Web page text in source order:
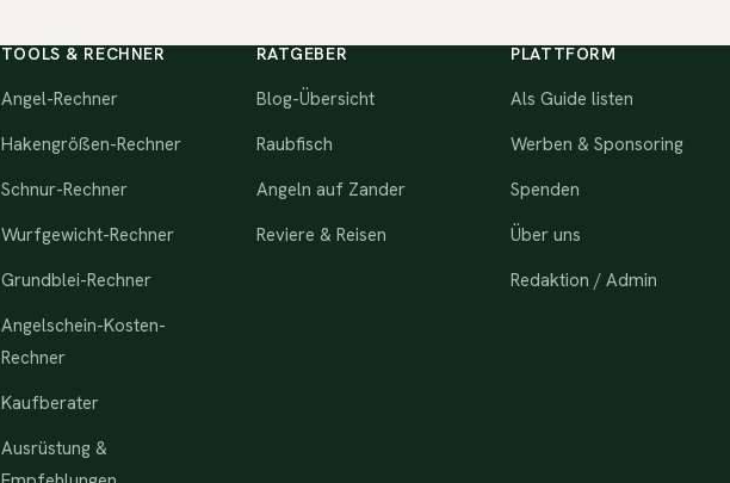
TOOLS & RECHNER
Angel-Rechner
Hakengrößen-Rechner
Schnur-Rechner
Wurfgewicht-Rechner
Grundblei-Rechner
Angelschein-Kosten-
Rechner
Kaufberater
Ausrüstung &
RATGEBER
Blog-Übersicht
Raubfisch
Angeln auf Zander
Reviere & Reisen
PLATTFORM
Als Guide listen
Werben & Sponsoring
Spenden
Über uns
Redaktion / Admin